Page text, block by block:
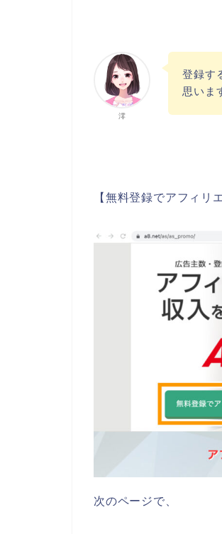
澪
登録す
思いま
【無料登録でアフィリ
次のページで、